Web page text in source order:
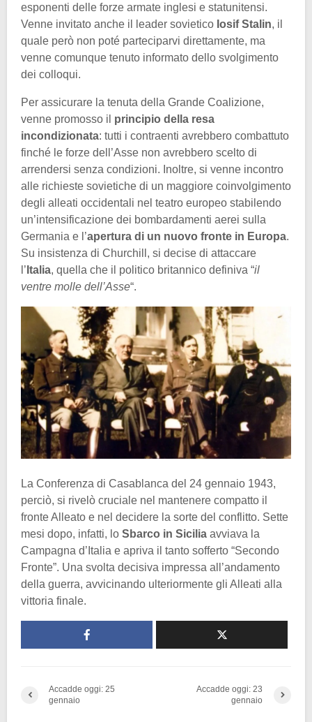
esponenti delle forze armate inglesi e statunitensi.
Venne invitato anche il leader sovietico Iosif Stalin, il
quale però non poté parteciparvi direttamente, ma
venne comunque tenuto informato dello svolgimento
dei colloqui.
Per assicurare la tenuta della Grande Coalizione,
venne promosso il principio della resa
incondizionata: tutti i contraenti avrebbero combattuto
finché le forze dell’Asse non avrebbero scelto di
arrendersi senza condizioni. Inoltre, si venne incontro
alle richieste sovietiche di un maggiore coinvolgimento
degli alleati occidentali nel teatro europeo stabilendo
un’intensificazione dei bombardamenti aerei sulla
Germania e l’apertura di un nuovo fronte in Europa.
Su insistenza di Churchill, si decise di attaccare
l’ Italia, quella che il politico britannico definiva “il
ventre molle dell’Asse“.
La Conferenza di Casablanca del 24 gennaio 1943,
perciò, si rivelò cruciale nel mantenere compatto il
fronte Alleato e nel decidere la sorte del conflitto. Sette
mesi dopo, infatti, lo Sbarco in Sicilia avviava la
Campagna d’Italia e apriva il tanto sofferto “Secondo
Fronte”. Una svolta decisiva impressa all’andamento
della guerra, avvicinando ulteriormente gli Alleati alla
vittoria finale.
Accadde oggi: 25
gennaio
Accadde oggi: 23
gennaio